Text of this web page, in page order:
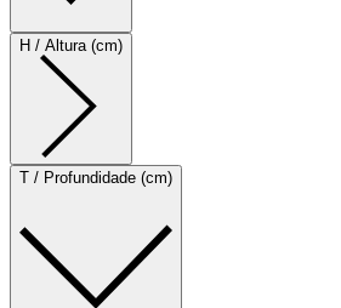
H / Altura (cm)
T / Profundidade (cm)